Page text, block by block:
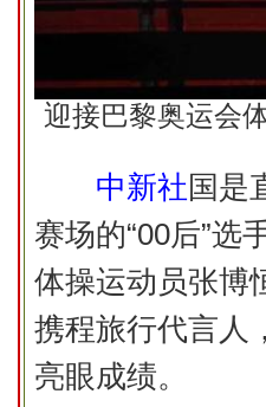
迎接巴黎奥运会
中新社国是
赛场的“00后”选
体操运动员张博
携程旅行代言人
亮眼成绩。